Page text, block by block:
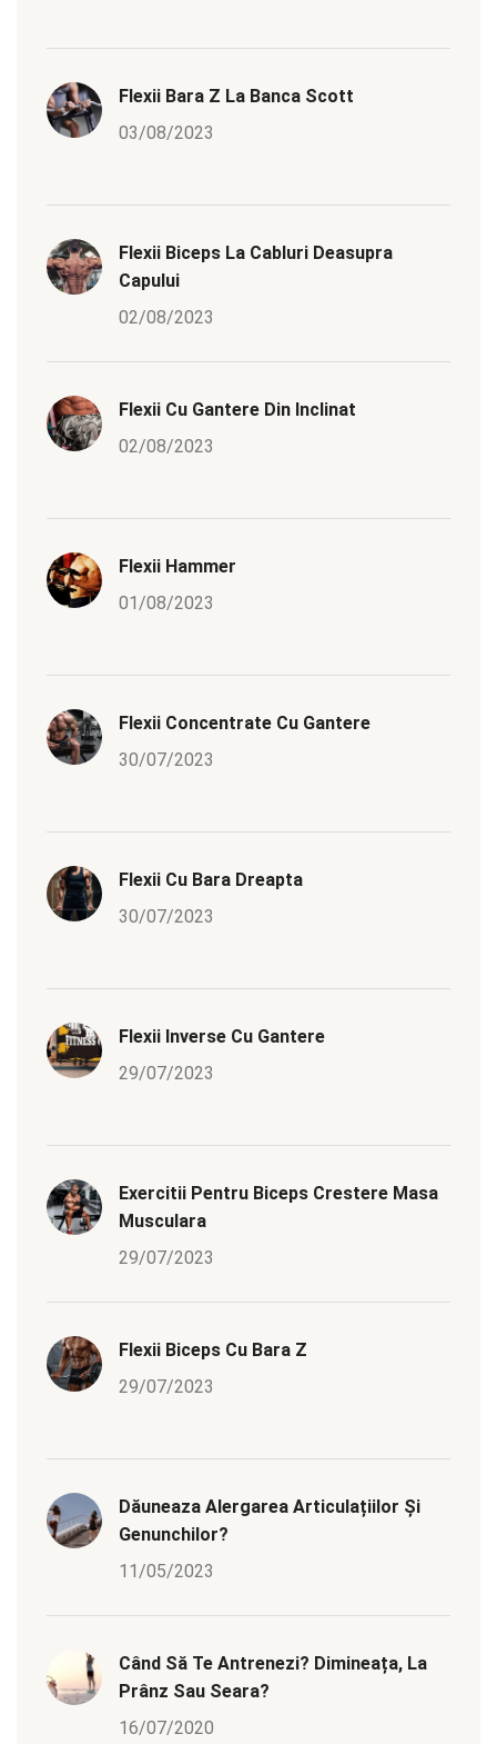
Flexii Bara Z La Banca Scott
03/08/2023
Flexii Biceps La Cabluri Deasupra
Capului
02/08/2023
Flexii Cu Gantere Din Inclinat
02/08/2023
Flexii Hammer
01/08/2023
Flexii Concentrate Cu Gantere
30/07/2023
Flexii Cu Bara Dreapta
30/07/2023
Flexii Inverse Cu Gantere
29/07/2023
Exercitii Pentru Biceps Crestere Masa
Musculara
29/07/2023
Flexii Biceps Cu Bara Z
29/07/2023
Dăuneaza Alergarea Articulațiilor Și
Genunchilor?
11/05/2023
Când Să Te Antrenezi? Dimineața, La
Prânz Sau Seara?
16/07/2020